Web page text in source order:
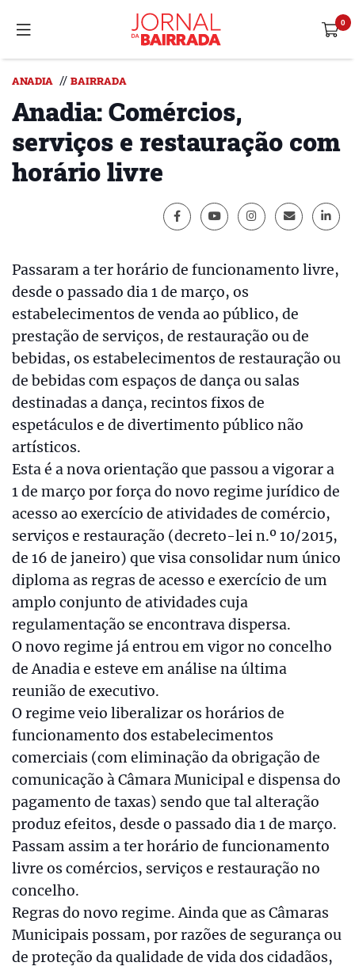
ANADIA // BAIRRADA
Anadia: Comércios,
serviços e restauração com
horário livre
Passaram a ter horário de funcionamento livre,
desde o passado dia 1 de março, os
estabelecimentos de venda ao público, de
prestação de serviços, de restauração ou de
bebidas, os estabelecimentos de restauração ou
de bebidas com espaços de dança ou salas
destinadas a dança, recintos fixos de
espetáculos e de divertimento público não
artísticos.
Esta é a nova orientação que passou a vigorar a
1 de março por força do novo regime jurídico de
acesso ao exercício de atividades de comércio,
serviços e restauração (decreto-lei n.º 10/2015,
de 16 de janeiro) que visa consolidar num único
diploma as regras de acesso e exercício de um
amplo conjunto de atividades cuja
regulamentação se encontrava dispersa.
O novo regime já entrou em vigor no concelho
de Anadia e esteve em análise na última
reunião de executivo.
O regime veio liberalizar os horários de
funcionamento dos estabelecimentos
comerciais (com eliminação da obrigação de
comunicação à Câmara Municipal e dispensa do
pagamento de taxas) sendo que tal alteração
produz efeitos, desde o passado dia 1 de março.
Passam assim a ter horário de funcionamento
livre os comércios, serviços e restauração no
concelho.
Regras do novo regime. Ainda que as Câmaras
Municipais possam, por razões de segurança ou
de proteção da qualidade de vida dos cidadãos,